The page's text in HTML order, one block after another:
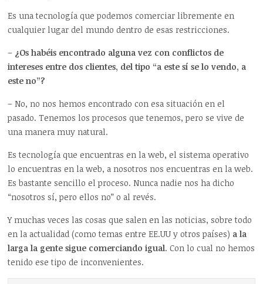
Es una tecnología que podemos comerciar libremente en
cualquier lugar del mundo dentro de esas restricciones.
– ¿Os habéis encontrado alguna vez con conflictos de
intereses entre dos clientes, del tipo “a este sí se lo vendo, a
este no”?
– No, no nos hemos encontrado con esa situación en el
pasado. Tenemos los procesos que tenemos, pero se vive de
una manera muy natural.
Es tecnología que encuentras en la web, el sistema operativo
lo encuentras en la web, a nosotros nos encuentras en la web.
Es bastante sencillo el proceso. Nunca nadie nos ha dicho
“nosotros sí, pero ellos no” o al revés.
Y muchas veces las cosas que salen en las noticias, sobre todo
en la actualidad (como temas entre EE.UU y otros países) a la
larga la gente sigue comerciando igual. Con lo cual no hemos
tenido ese tipo de inconvenientes.